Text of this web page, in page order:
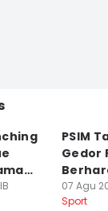
PSIM
Gedor
07 Agu
Sport